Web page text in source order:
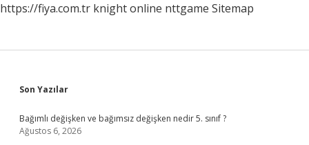
https://fiya.com.tr knight online nttgame Sitemap
Sidebar
Son Yazılar
Bağımlı değişken ve bağımsız değişken nedir 5. sınıf ?
Ağustos 6, 2026